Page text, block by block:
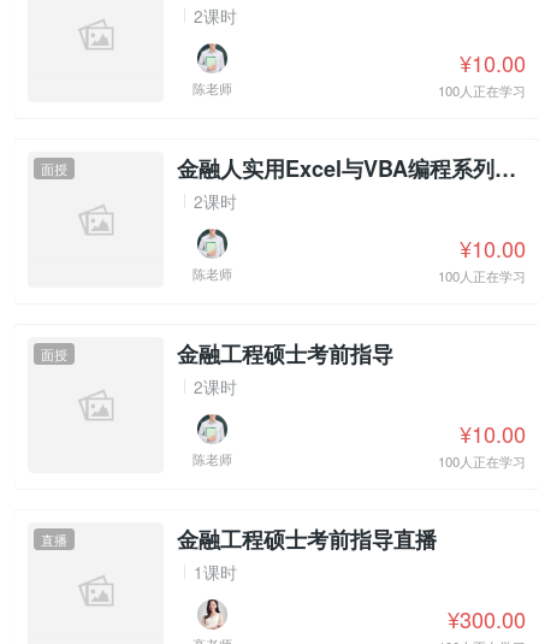
2课时
陈老师
¥10.00
100人正在学习
面授 金融人实用Excel与VBA编程系列课程
2课时
陈老师
¥10.00
100人正在学习
面授 金融工程硕士考前指导
2课时
陈老师
¥10.00
100人正在学习
直播 金融工程硕士考前指导直播
1课时
¥300.00